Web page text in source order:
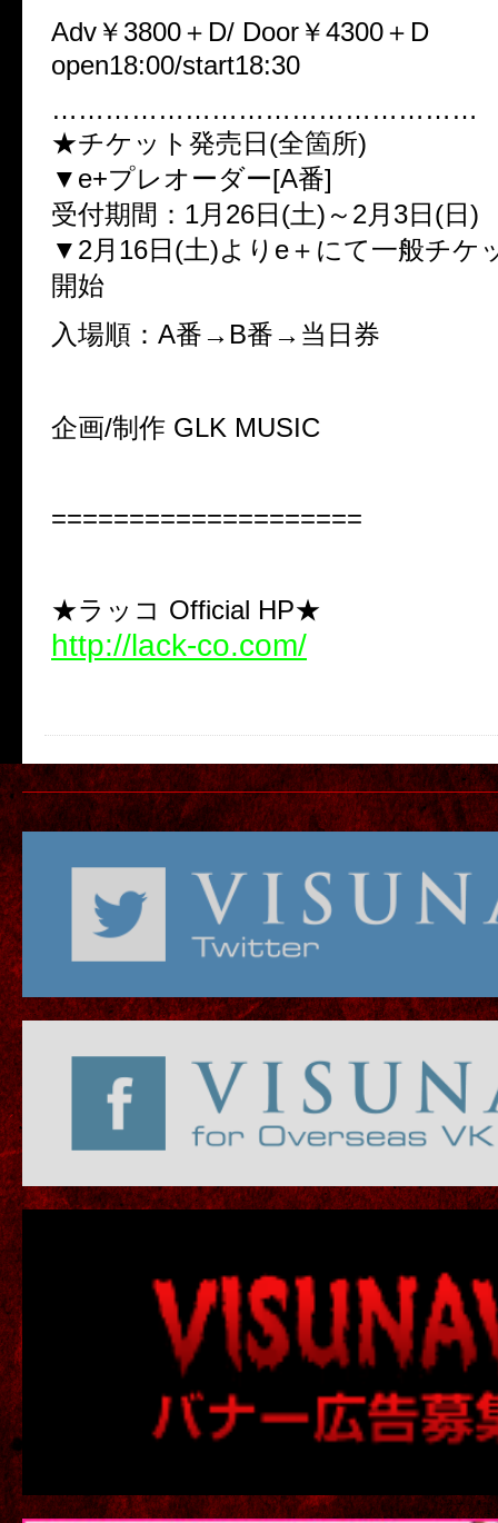
Adv￥3800＋D/ Door￥4300＋D
open18:00/start18:30
…………………………………………
★チケット発売日(全箇所)
▼e+プレオーダー[A番]
受付期間：1月26日(土)～2月3日(日)
▼2月16日(土)よりe＋にて一般チケ
開始
入場順：A番→B番→当日券
企画/制作 GLK MUSIC
====================
★ラッコ Official HP★
http://lack-co.com/